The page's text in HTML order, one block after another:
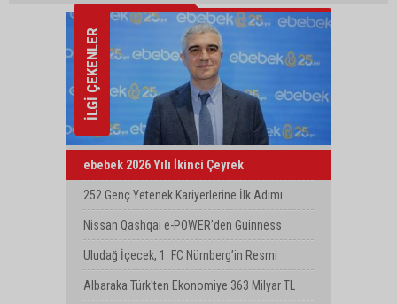
İLGİ ÇEKENLER
ebebek 2026 Yılı İkinci Çeyrek
Finansallarını Açıkladı
252 Genç Yetenek Kariyerlerine İlk Adımı
Turkcell’de Attı
Nissan Qashqai e-POWER’den Guinness
Dünya Rekoru: Tek Depoyla 1980 km
Uludağ İçecek, 1. FC Nürnberg’in Resmi
Sponsoru Oldu
Albaraka Türk'ten Ekonomiye 363 Milyar TL